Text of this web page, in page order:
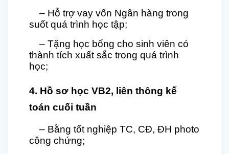
– Hỗ trợ vay vốn Ngân hàng trong
suốt quá trình học tập;
– Tặng học bổng cho sinh viên có
thành tích xuất sắc trong quá trình
học;
4. Hồ sơ học VB2, liên thông kế
toán cuối tuần
– Bằng tốt nghiệp TC, CĐ, ĐH photo
công chứng;